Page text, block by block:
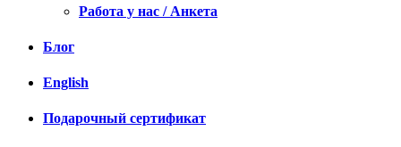
Работа у нас / Анкета
Блог
English
Подарочный сертификат